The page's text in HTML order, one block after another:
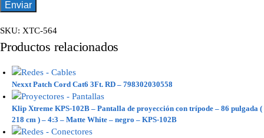
SKU: XTC-564
Productos relacionados
Nexxt Patch Cord Cat6 3Ft. RD – 798302030558
Klip Xtreme KPS-102B – Pantalla de proyección con trípode – 86 pulgada (
218 cm ) – 4:3 – Matte White – negro – KPS-102B